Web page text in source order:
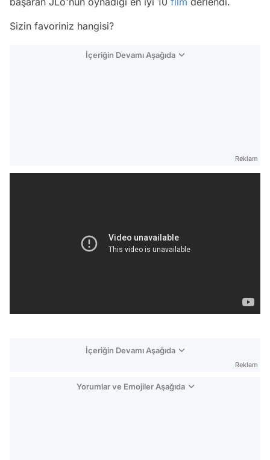
Sizin favoriniz hangisi?
İçeriğin Devamı Aşağıda
Reklam
İçeriğin Devamı Aşağıda
Reklam
Yorumlar ve Emojiler Aşağıda